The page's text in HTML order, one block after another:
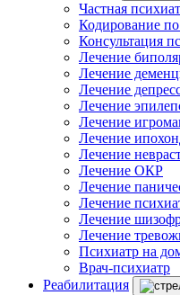
Частная
Кодирование
Консультация
Лечение
Лечение
Лечение
Лечение
Лечение
Лечение
Лечение
Лечение ОКР
Лечение
Лечение
Лечение
Лечение
Психиатр на
Врач-психиатр
Реабилитация